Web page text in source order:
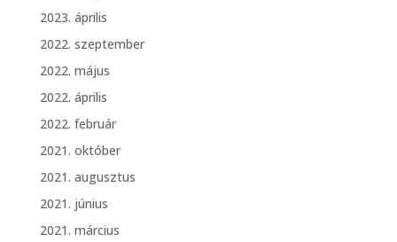
2023. április
2022. szeptember
2022. május
2022. április
2022. február
2021. október
2021. augusztus
2021. június
2021. március